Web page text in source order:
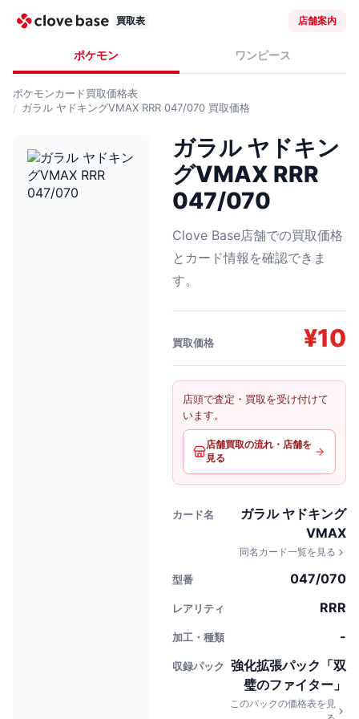
買取表 店舗案内
ポケモン ワンピース
ポケモンカード買取価格表
ガラル ヤドキングVMAX RRR 047/070 買取価格
ガラル ヤドキン
グVMAX RRR
047/070
Clove Base店舗での買取価格
とカード情報を確認できま
す。
買取価格 ¥10
店頭で査定・買取を受け付けて
います。
店舗買取の流れ・店舗を
見る
カード名
ガラル ヤドキング
VMAX
同名カード一覧を見る
型番 047/070
レアリティ RRR
加工・種類 -
収録パック
強化拡張パック「双
璧のファイター」
このパックの価格表を見